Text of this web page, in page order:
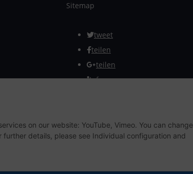
Sitemap
tweet
teilen
teilen
Info
Withdraw from contract
on our website: YouTube, Vimeo. You can change
details, please see Individual configuration and